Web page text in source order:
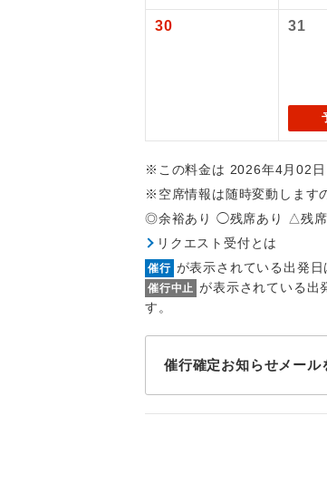
30 31
※この料金は 2026年4月02日
※空席情報は随時変動します
◎余裕あり ◯残席あり △残席
リクエスト受付とは
催行 が表示されている出発日
催行中止 が表示されている出
す。
催行確定お知らせメール